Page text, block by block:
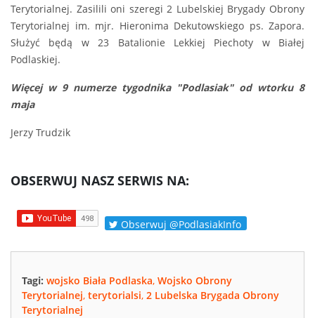
Terytorialnej. Zasilili oni szeregi 2 Lubelskiej Brygady Obrony
Terytorialnej im. mjr. Hieronima Dekutowskiego ps. Zapora.
Służyć będą w 23 Batalionie Lekkiej Piechoty w Białej
Podlaskiej.
Więcej w 9 numerze tygodnika "Podlasiak" od wtorku 8
maja
Jerzy Trudzik
OBSERWUJ NASZ SERWIS NA:
Obserwuj @PodlasiakInfo
Tagi: wojsko Biała Podlaska, Wojsko Obrony
Terytorialnej, terytorialsi, 2 Lubelska Brygada Obrony
Terytorialnej